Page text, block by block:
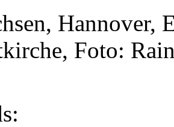
Hannover,
Foto: